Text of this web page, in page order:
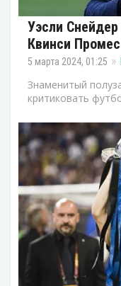
Уэсли
Квинси
5 марта 2024, 01:25
Знаменитый
критиковать